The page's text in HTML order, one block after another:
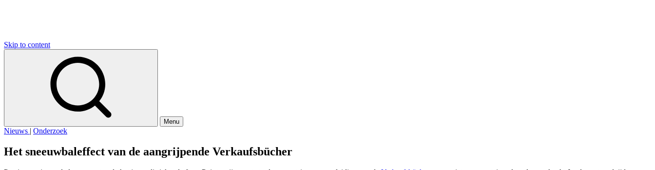
Skip to content
Menu
Nieuws | Onderzoek
Het sneeuwbaleffect van de aangrijpende Verkaufsbücher